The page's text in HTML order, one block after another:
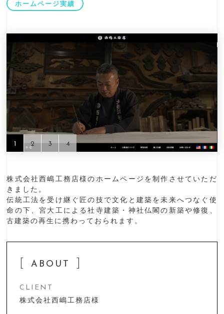
ホームページ実績
1 2 3 4
株式会社西嶋工務店様のホームページを制作させていただ
きました。
伝統工法を受け継ぐ匠の技で文化と建築を未来へつなぐ使
命の下、宮大工による社寺建築・神社仏閣の新築や修復、
古建築の再生に携わっておられます。
ABOUT
CLIENT
株式会社西嶋工務店様